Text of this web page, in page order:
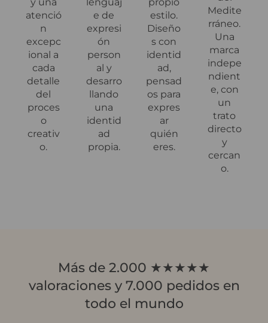
atenció
n
excepc
ional a
cada
detalle
del
proces
o
creativ
o.
e de
expresi
ón
person
al y
desarro
llando
una
identid
ad
propia.
estilo.
Diseño
s con
identid
ad,
pensad
os para
expres
ar
quién
eres.
Medite
rráneo.
Una
marca
indepe
ndient
e, con
un
trato
directo
y
cercan
o.
Más de 2.000 ★★★★★
valoraciones y 7.000 pedidos en
todo el mundo